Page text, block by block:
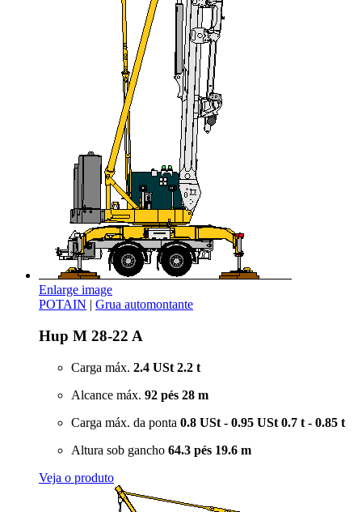
Enlarge image
POTAIN | Grua automontante
Hup M 28-22 A
Carga máx. 2.4 USt 2.2 t
Alcance máx. 92 pés 28 m
Carga máx. da ponta 0.8 USt - 0.95 USt 0.7 t - 0.85 t
Altura sob gancho 64.3 pés 19.6 m
Veja o produto